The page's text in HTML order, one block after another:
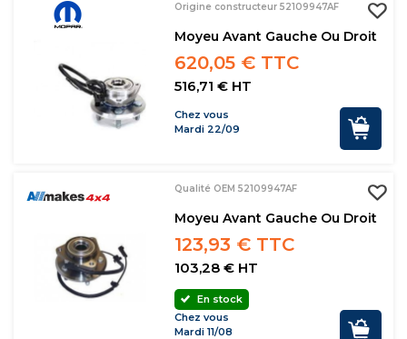
Origine constructeur 52109947AF
Moyeu Avant Gauche Ou Droit
620,05 € TTC
516,71 € HT
Chez vous
Mardi 22/09
Qualité OEM 52109947AF
Moyeu Avant Gauche Ou Droit
123,93 € TTC
103,28 € HT
En stock
Chez vous
Mardi 11/08